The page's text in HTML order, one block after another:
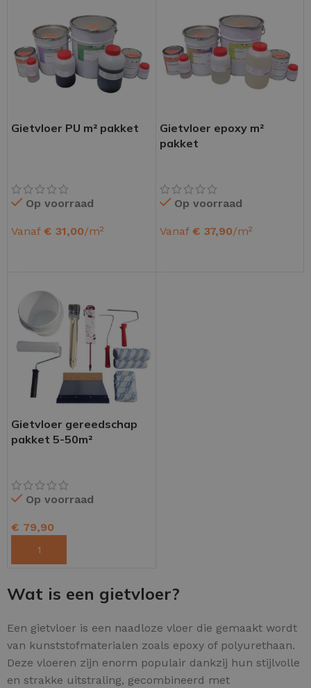
Gietvloer PU m² pakket
Op voorraad
Vanaf € 31,00/m²
Gietvloer epoxy m²
pakket
Op voorraad
Vanaf € 37,90/m²
Gietvloer gereedschap
pakket 5-50m²
Op voorraad
€ 79,90
Wat is een gietvloer?
Een gietvloer is een naadloze vloer die gemaakt wordt
van kunststofmaterialen zoals epoxy of polyurethaan.
Deze vloeren zijn enorm populair dankzij hun stijlvolle
en strakke uitstraling, gecombineerd met